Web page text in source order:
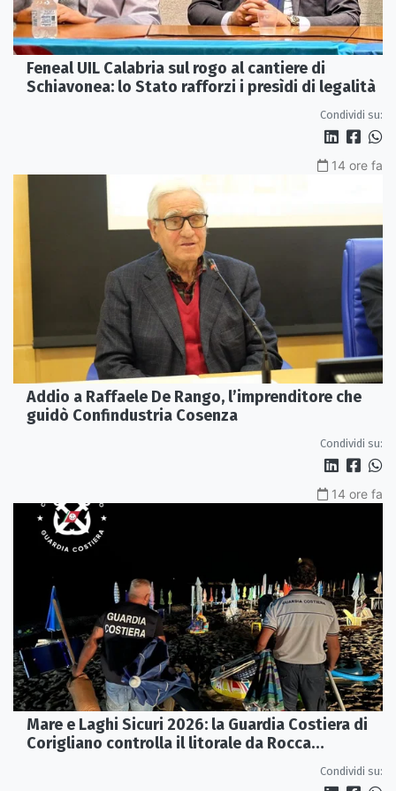
Feneal UIL Calabria sul rogo al cantiere di
Schiavonea: lo Stato rafforzi i presìdi di legalità
Condividi su:
14 ore fa
Addio a Raffaele De Rango, l’imprenditore che
guidò Confindustria Cosenza
Condividi su:
14 ore fa
Mare e Laghi Sicuri 2026: la Guardia Costiera di
Corigliano controlla il litorale da Rocca
Condividi su: